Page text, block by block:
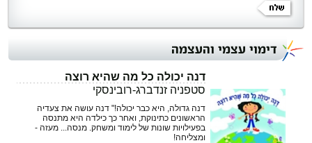
דימוי עצמי והעצמה
דנה יכולה כל מה שהיא רוצה
סטפניה זנדברג-רובינסקי
דנה גדולה, היא כבר יכולה!" דנה עושה את צעדיה
הראשונים כתינוקת, ואחר כך כילדה היא מתנסה
בפעילויות שונות של לימוד ומשחק. מנסה... מעזה -
ומצליחה!